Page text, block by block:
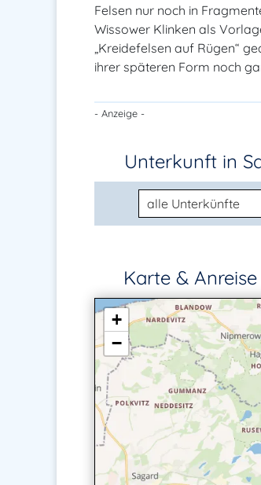
Felsen nur noch in
Wissower Klinken als
„Kreidefelsen auf Rügen“
ihrer späteren Form noch
- Anzeige -
Unterkunft in
Unterkunftsart
Karte & Anreise
+
−